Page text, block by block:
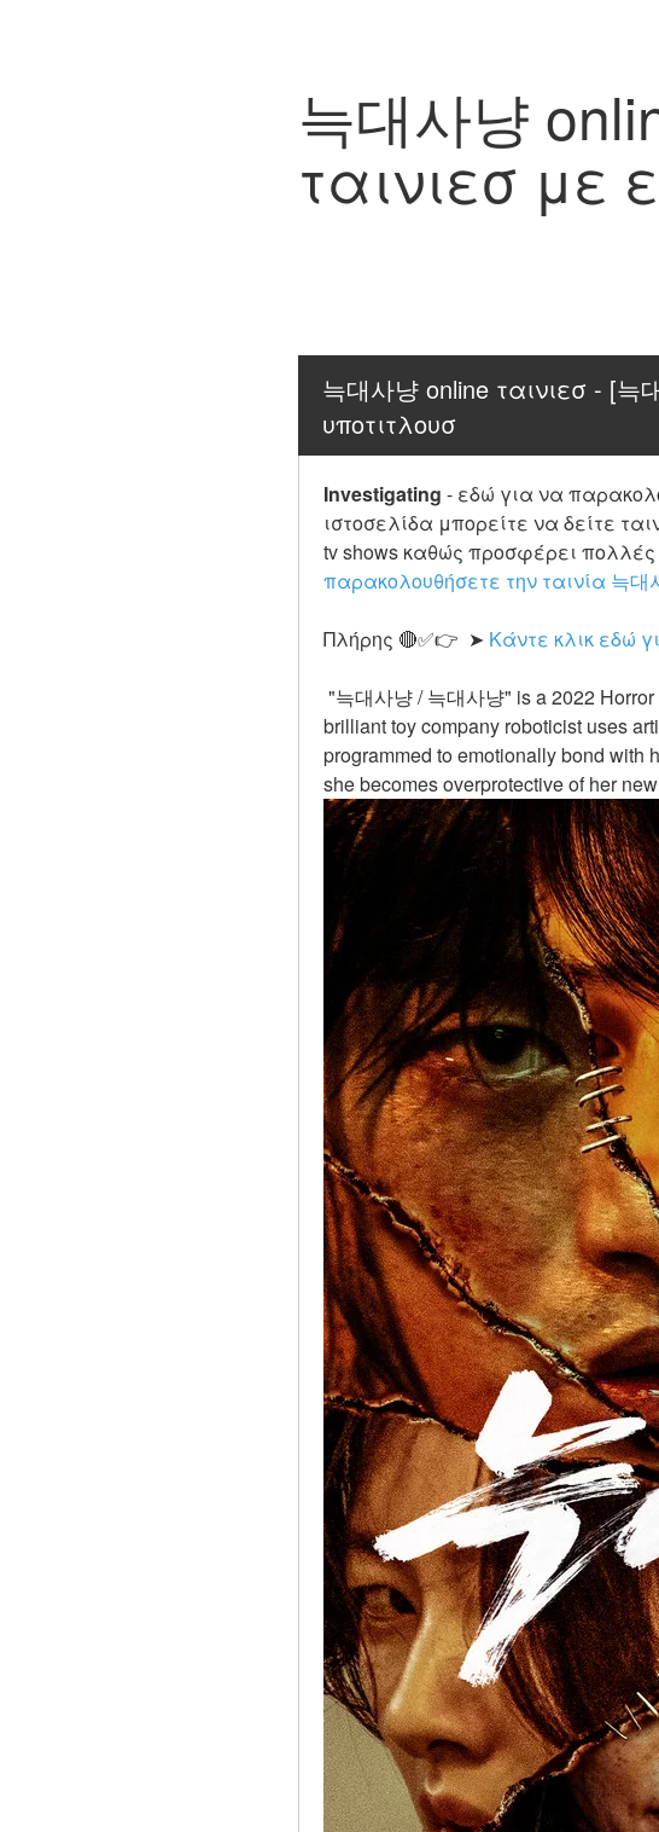
늑대사냥
ταινιεσ με
늑대사냥 online ταινιεσ - [
υποτιτλουσ
Investigating - εδώ για να
ιστοσελίδα μπορείτε να δείτε
tv shows καθώς προσφέρει
παρακολουθήσετε την ταινία 늑대
Πλήρης 🔴✅👉  ➤ Κάντε κλικ εδώ
brilliant toy company roboticist uses
programmed to emotionally bond with
she becomes overprotective of her